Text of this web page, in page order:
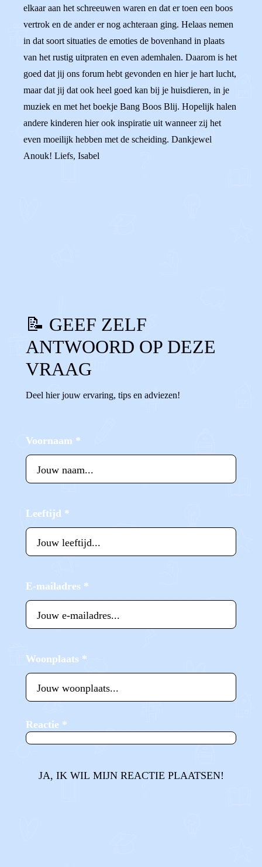
elkaar aan het schreeuwen waren en dat er toen een boos
vertrok en de ander er nog achteraan ging. Helaas nemen
in dat soort situaties de emoties de bovenhand in plaats
van het rustig uitpraten en even ademhalen. Daarom is het
goed dat jij ons forum hebt gevonden en hier je hart lucht,
maar dat jij dat ook heel goed kan bij je huisdieren, in je
muziek en met het boekje Bang Boos Blij. Hopelijk halen
andere kinderen hier ook inspiratie uit wanneer zij het
even moeilijk hebben met de scheiding. Dankjewel
Anouk! Liefs, Isabel
📝 GEEF ZELF
ANTWOORD OP DEZE
VRAAG
Deel hier jouw ervaring, tips en adviezen!
Voornaam *
Leeftijd *
E-mailadres *
Woonplaats *
Reactie *
JA, IK WIL MIJN REACTIE PLAATSEN!